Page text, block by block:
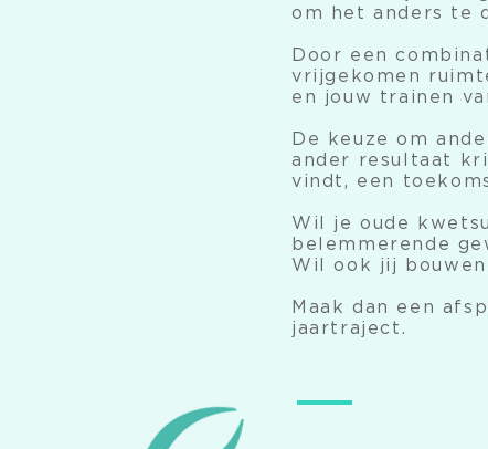
om het anders te
Door een
vrijgekomen
en jouw trainen
De keuze om
ander resultaat
vindt, een
Wil je oude
belemmerende
Wil ook jij
Maak dan een
jaartraject.